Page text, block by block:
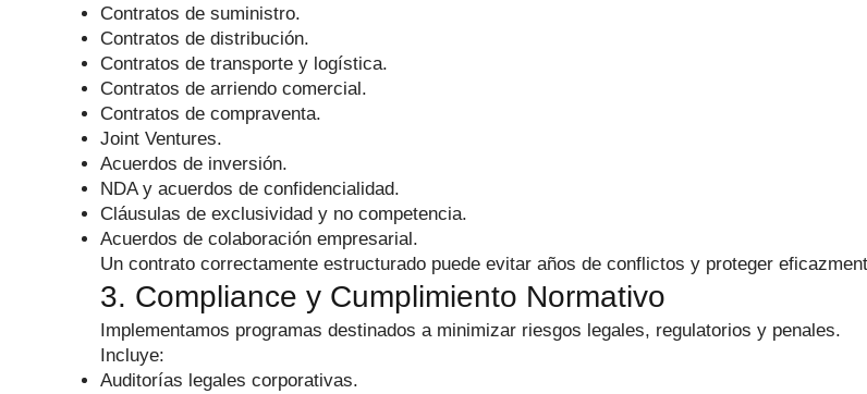
Contratos de suministro.
Contratos de distribución.
Contratos de transporte y logística.
Contratos de arriendo comercial.
Contratos de compraventa.
Joint Ventures.
Acuerdos de inversión.
NDA y acuerdos de confidencialidad.
Cláusulas de exclusividad y no competencia.
Acuerdos de colaboración empresarial.
Un contrato correctamente estructurado puede evitar años de conflictos y proteger
3. Compliance y Cumplimiento Normativo
Implementamos programas destinados a minimizar riesgos legales, regulatorios y penales.
Incluye:
Auditorías legales corporativas.